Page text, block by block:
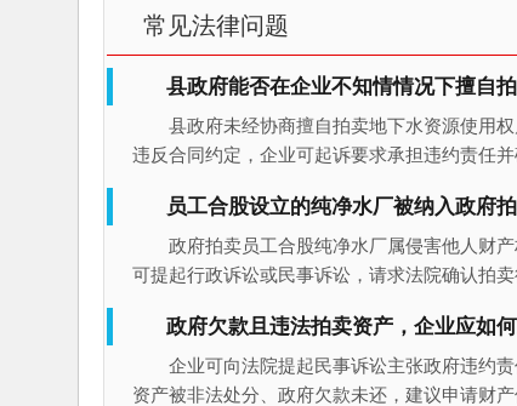
常见法律问题
县政府能否在企业不知情情况下擅自
县政府未经协商擅自拍卖地下水资源使用
违反合同约定，企业可起诉要求承担违约责任并
员工合股设立的纯净水厂被纳入政府
政府拍卖员工合股纯净水厂属侵害他人财
可提起行政诉讼或民事诉讼，请求法院确认拍卖
政府欠款且违法拍卖资产，企业应如
企业可向法院提起民事诉讼主张政府违约
资产被非法处分、政府欠款未还，建议申请财产